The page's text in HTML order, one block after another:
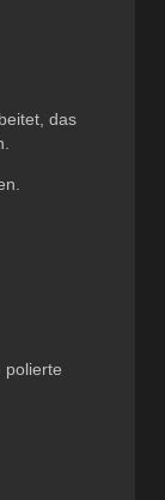
das
polierte